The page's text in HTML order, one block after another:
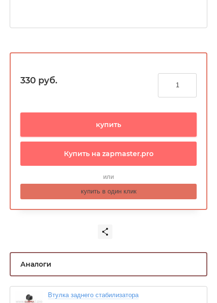
330 руб.
купить
Купить на zapmaster.pro
или
купить в один клик
Аналоги
Втулка заднего стабилизатора